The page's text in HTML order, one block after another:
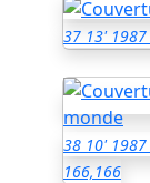
37 13' 1987
38 10' 1987
166,166